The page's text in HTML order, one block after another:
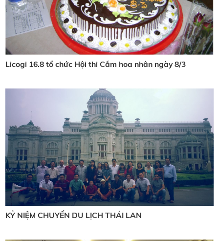
Licogi 16.8 tổ chức Hội thi Cắm hoa nhân ngày 8/3
KỶ NIỆM CHUYẾN DU LỊCH THÁI LAN